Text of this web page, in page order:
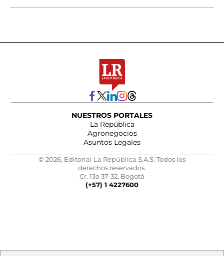
NUESTROS PORTALES
La República
Agronegocios
Asuntos Legales
© 2026, Editorial La República S.A.S. Todos los
derechos reservados.
Cr. 13a 37-32, Bogotá
(+57) 1 4227600